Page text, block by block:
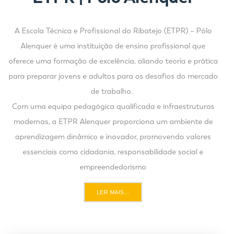
A Escola Técnica e Profissional do Ribatejo (ETPR) – Pólo
Alenquer é uma instituição de ensino profissional que
oferece uma formação de excelência, aliando teoria e prática
para preparar jovens e adultos para os desafios do mercado
de trabalho.
Com uma equipa pedagógica qualificada e infraestruturas
modernas, a ETPR Alenquer proporciona um ambiente de
aprendizagem dinâmico e inovador, promovendo valores
essenciais como cidadania, responsabilidade social e
empreendedorismo
LER MAIS...